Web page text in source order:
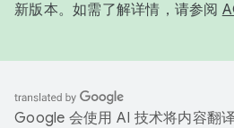
新版本。如需了解详情，请参阅
Google 会使用 AI 技术将内容翻